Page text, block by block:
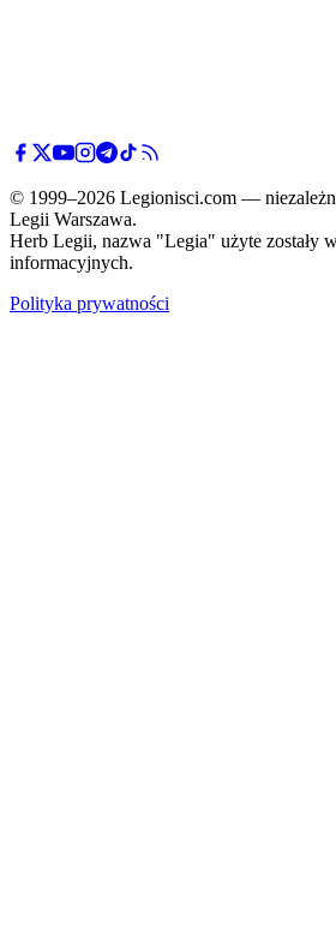
© 1999–2026 Legionisci.com —
Legii Warszawa.
Herb Legii, nazwa "Legia" użyte zostały
informacyjnych.
Polityka prywatności